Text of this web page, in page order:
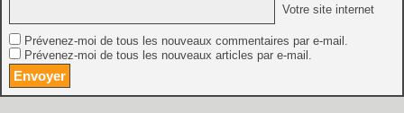
Votre site internet
Prévenez-moi de tous les nouveaux commentaires par e-mail.
Prévenez-moi de tous les nouveaux articles par e-mail.